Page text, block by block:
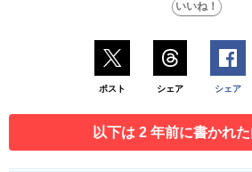
ポスト シェア シェア
以下は 2 年前に書かれ